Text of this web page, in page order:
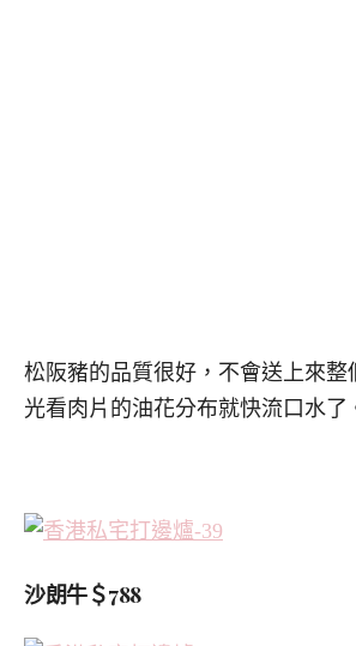
松阪豬的品質很好，不會送上來整
光看肉片的油花分布就快流口水了
沙朗牛＄788